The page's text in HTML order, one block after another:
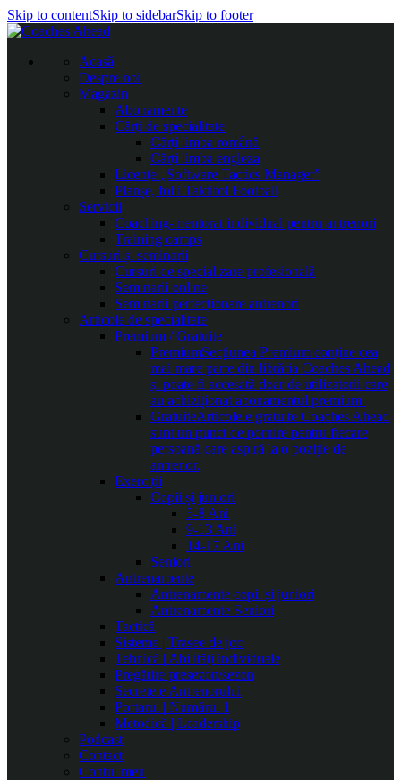
Skip to contentSkip to sidebarSkip to footer
Acasă
Despre noi
Magazin
Abonamente
Cărți de specialitate
Cărți limba română
Cărți limba engleza
Licențe „Software Tactics Manager”
Planșe, folii Taktifol Football
Servicii
Coaching-mentorat individual pentru antrenori
Training camps
Cursuri și seminarii
Cursuri de specializare profesională
Seminarii online
Seminarii perfecționare antrenori
Articole de specialitate
Premium / Gratuite
PremiumSecțiunea Premium conține cea
mai mare parte din librăria Coaches Ahead
și poate fi accesată doar de utilizatorii care
au achiziționat abonamentul premium.
GratuiteArticolele gratuite Coaches Ahead
sunt un punct de pornire pentru fiecare
persoană care aspiră la o poziție de
antrenor.
Exerciții
Copii și juniori
5-8 Ani
9-13 Ani
14-17 Ani
Seniori
Antrenamente
Antrenamente copii și juniori
Antrenamente Seniori
Tactică
Sisteme | Trasee de joc
Tehnică | Abilități individuale
Pregătire presezon/sezon
Secretele Antrenorului
Portarul | Numărul 1
Metodică | Leadership
Podcast
Contact
Contul meu